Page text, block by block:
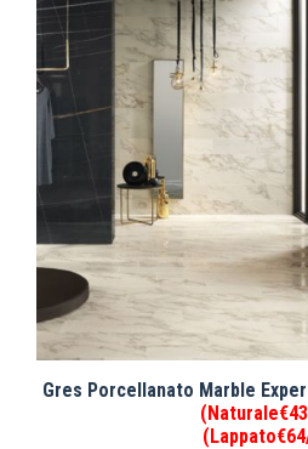
Gres Porcellanato Marble